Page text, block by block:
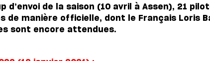
d’envoi de la saison (10 avril à Assen), 21
de manière officielle, dont le Français Loris
sont encore attendues.